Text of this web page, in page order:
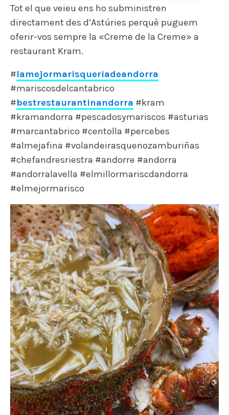
Tot el que veieu ens ho subministren
directament des d’Astúries perquè puguem
oferir-vos sempre la «Creme de la Creme» a
restaurant Kram.
#lamejormarisqueriadeandorra
#mariscosdelcantabrico
#bestrestaurantinandorra #kram
#kramandorra #pescadosymariscos #asturias
#marcantabrico #centolla #percebes
#almejafina #volandeirasquenozamburiñas
#chefandresriestra #andorre #andorra
#andorralavella #elmillormariscdandorra
#elmejormarisco